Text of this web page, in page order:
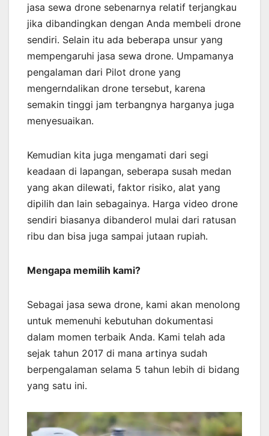
jasa sewa drone sebenarnya relatif terjangkau
jika dibandingkan dengan Anda membeli drone
sendiri. Selain itu ada beberapa unsur yang
mempengaruhi jasa sewa drone. Umpamanya
pengalaman dari Pilot drone yang
mengerndalikan drone tersebut, karena
semakin tinggi jam terbangnya harganya juga
menyesuaikan.
Kemudian kita juga mengamati dari segi
keadaan di lapangan, seberapa susah medan
yang akan dilewati, faktor risiko, alat yang
dipilih dan lain sebagainya. Harga video drone
sendiri biasanya dibanderol mulai dari ratusan
ribu dan bisa juga sampai jutaan rupiah.
Mengapa memilih kami?
Sebagai jasa sewa drone, kami akan menolong
untuk memenuhi kebutuhan dokumentasi
dalam momen terbaik Anda. Kami telah ada
sejak tahun 2017 di mana artinya sudah
berpengalaman selama 5 tahun lebih di bidang
yang satu ini.